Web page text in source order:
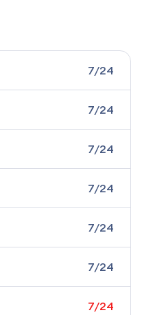
7/24
7/24
7/24
7/24
7/24
7/24
7/24